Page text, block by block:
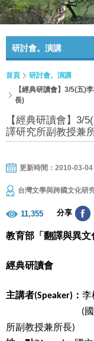
研討會。演講
首頁
研討會。演講
【經典研讀會】3/5(五)
長)
【經典研讀會】3/
譯研究所副教授兼
更新時間：2010-03-
台灣文學與跨國文化研
11,355 分享
教育部「翻譯與異
經典研讀會
主講者(Speaker) ： 李
(
所副教授兼所長)